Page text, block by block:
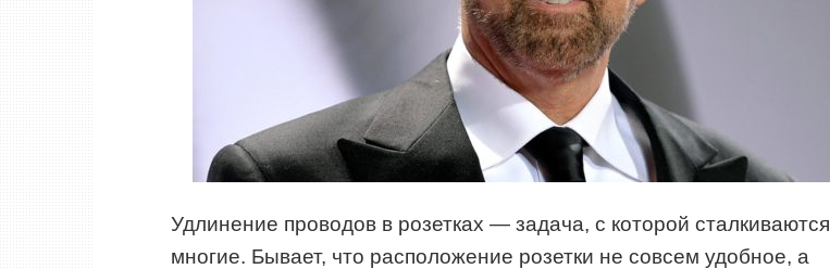
Удлинение проводов в розетках — задача, с которой сталкиваются
многие. Бывает, что расположение розетки не совсем удобное, а